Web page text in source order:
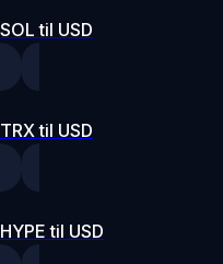
SOL til USD
TRX til USD
HYPE til USD